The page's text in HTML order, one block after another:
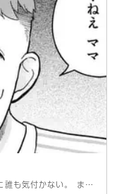
悪夢はすでに始まっている、だがそのことに誰も気付かない。 まともじゃないこの世界の中では、正義も善意も意味を失う。 行き着く先は誰もが笑顔の絶望郷。 もう、この終末の箱庭に逃げ場はない。 3300万PV「笑顔の世界」の岬かいりが描く、予想不能のオムニバスディストピアホラー。 岬かいり